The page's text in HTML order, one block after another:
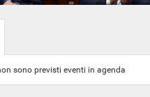
sono previsti eventi in agenda